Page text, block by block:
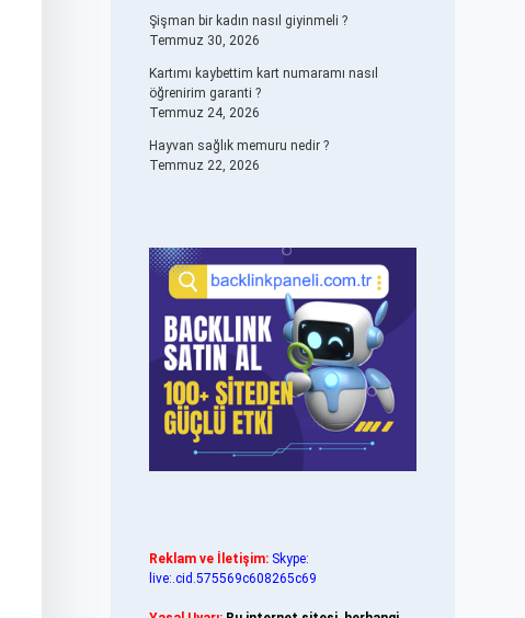
Şişman bir kadın nasıl giyinmeli ?
Temmuz 30, 2026
Kartımı kaybettim kart numaramı nasıl
öğrenirim garanti ?
Temmuz 24, 2026
Hayvan sağlık memuru nedir ?
Temmuz 22, 2026
Reklam ve İletişim: Skype:
live:.cid.575569c608265c69